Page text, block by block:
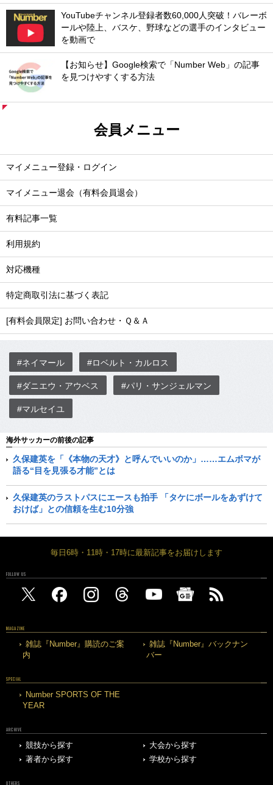
YouTubeチャンネル登録者数60,000人突破！バレーボ
ールや陸上、バスケ、野球などの選手のインタビュー
を動画で
【お知らせ】Google検索で「Number Web」の記事
を見つけやすくする方法
会員メニュー
マイメニュー登録・ログイン
マイメニュー退会（有料会員退会）
有料記事一覧
利用規約
対応機種
特定商取引法に基づく表記
[有料会員限定] お問い合わせ・Ｑ＆Ａ
#ネイマール #ロベルト・カルロス
#ダニエウ・アウベス #パリ・サンジェルマン
#マルセイユ
海外サッカーの前後の記事
久保建英を「《本物の天才》と呼んでいいのか」……エムボマが
語る“目を見張る才能”とは
久保建英のラストパスにエースも拍手 「タケにボールをあずけて
おけば」との信頼を生む10分強
毎日6時・11時・17時に最新記事をお届けします
FOLLOW US
MAGAZINE
雑誌『Number』購読のご案
内
雑誌『Number』バックナン
バー
SPECIAL
Number SPORTS OF THE
YEAR
ARCHIVE
競技から探す
大会から探す
著者から探す
学校から探す
OTHERS